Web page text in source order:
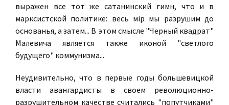
выражен все тот же сатанинский гимн, что и в
марксистской политике: весь мiр мы разрушим до
основанья, а затем... В этом смысле "Черный квадрат"
Малевича является также иконой "светлого
будущего" коммунизма...
Неудивительно, что в первые годы большевицкой
власти авангардисты в своем революционно-
разрушительном качестве считались "попутчиками"